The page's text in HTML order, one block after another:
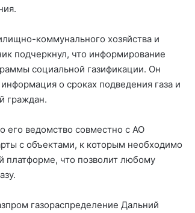
коммунального хозяйства и
подчеркнул, что информирование
социальной газификации. Он
о сроках подведения газа и
граждан.
его ведомство совместно с АО
с объектами, к которым необходимо
платформе, что позволит любому
газораспределение Дальний